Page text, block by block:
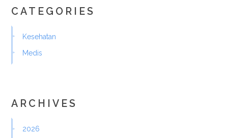
CATEGORIES
Kesehatan
Medis
ARCHIVES
2026